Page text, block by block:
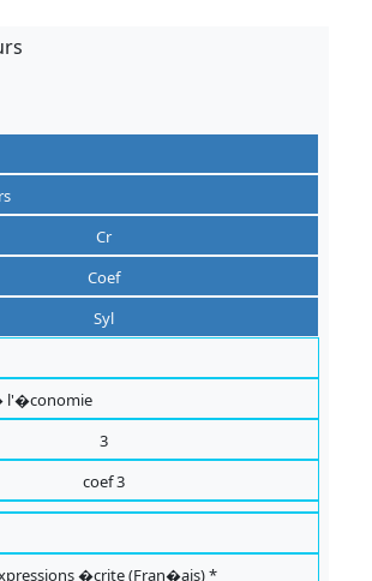
Cr
Coef
Syl
l'�conomie
3
coef 3
�crite (Fran�ais) *